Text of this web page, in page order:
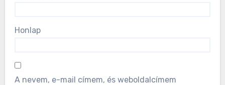
Honlap
A nevem, e-mail címem, és weboldalcímem